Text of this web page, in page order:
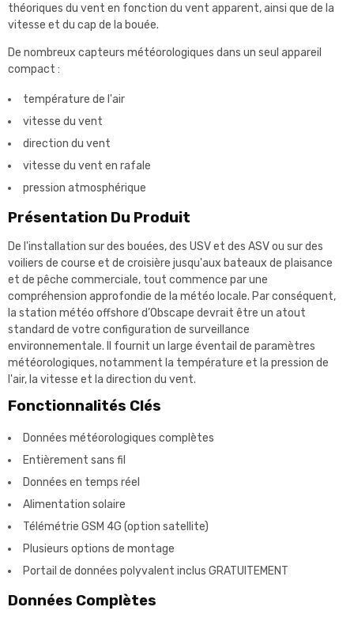
théoriques du vent en fonction du vent apparent, ainsi que de la
vitesse et du cap de la bouée.
De nombreux capteurs météorologiques dans un seul appareil
compact :
température de l'air
vitesse du vent
direction du vent
vitesse du vent en rafale
pression atmosphérique
Présentation Du Produit
De l'installation sur des bouées, des USV et des ASV ou sur des
voiliers de course et de croisière jusqu'aux bateaux de plaisance
et de pêche commerciale, tout commence par une
compréhension approfondie de la météo locale. Par conséquent,
la station météo offshore d’Obscape devrait être un atout
standard de votre configuration de surveillance
environnementale. Il fournit un large éventail de paramètres
météorologiques, notamment la température et la pression de
l'air, la vitesse et la direction du vent.
Fonctionnalités Clés
Données météorologiques complètes
Entièrement sans fil
Données en temps réel
Alimentation solaire
Télémétrie GSM 4G (option satellite)
Plusieurs options de montage
Portail de données polyvalent inclus GRATUITEMENT
Données Complètes